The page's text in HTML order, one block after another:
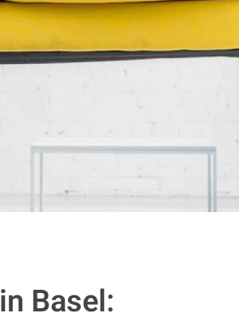
in Basel: